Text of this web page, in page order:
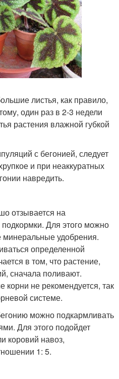
листья, как правило,
один раз в 2-3 недели
растения влажной губкой
с бегонией, следует
и при неаккуратных
навредить.
отзывается на
Для этого можно
минеральные удобрения.
определенной
в том, что растение,
сначала поливают.
корни не рекомендуется, так
системе.
можно подкармливать
Для этого подойдет
коровий навоз,
1: 5.